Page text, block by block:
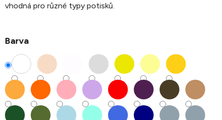
vhodná pro různé typy potisků.
Barva